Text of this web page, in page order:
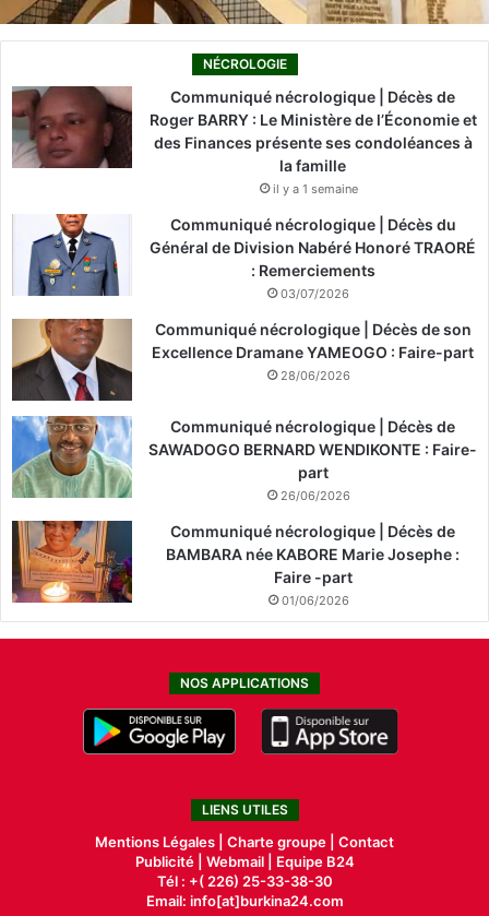
NÉCROLOGIE
Communiqué nécrologique | Décès de
Roger BARRY : Le Ministère de l’Économie et
des Finances présente ses condoléances à
la famille
il y a 1 semaine
Communiqué nécrologique | Décès du
Général de Division Nabéré Honoré TRAORÉ
: Remerciements
03/07/2026
Communiqué nécrologique | Décès de son
Excellence Dramane YAMEOGO : Faire-part
28/06/2026
Communiqué nécrologique | Décès de
SAWADOGO BERNARD WENDIKONTE : Faire-
part
26/06/2026
Communiqué nécrologique | Décès de
BAMBARA née KABORE Marie Josephe :
Faire -part
01/06/2026
NOS APPLICATIONS
LIENS UTILES
Mentions Légales | Charte groupe | Contact
Publicité| Webmail |
Equipe B24
Tél : +( 226) 25-33-38-30
Email: info[at]burkina24.com